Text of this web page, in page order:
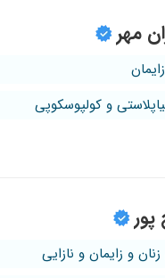
مهر
و کولپوسکوپی
پور
و زایمان و نازایی